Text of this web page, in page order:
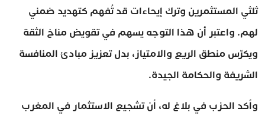
ثلثي المستثمرين وترك إيحاءات قد تُفهم كتهديد ضمني
لهم. واعتبر أن هذا التوجه يسهم في تقويض مناخ الثقة
ويكرّس منطق الريع والامتياز، بدل تعزيز مبادئ المنافسة
الشريفة والحكامة الجيدة.
وأكد الحزب في بلاغ له، أن تشجيع الاستثمار في المغرب